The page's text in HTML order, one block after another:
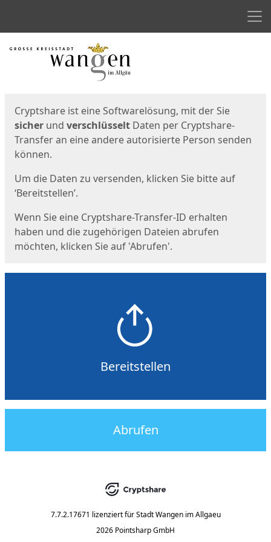
Start
Cryptshare ist eine Softwarelösung, mit der Sie
sicher und verschlüsselt Daten per Cryptshare-
Transfer an eine andere autorisierte Person senden
können.
Um die Daten zu versenden, klicken Sie bitte auf
‘Bereitstellen’.
Wenn Sie eine Cryptshare-Transfer-ID erhalten
haben und die zugehörigen Dateien abrufen
möchten, klicken Sie auf 'Abrufen'.
Bereitstellen
Abrufen
7.7.2.17671 lizenziert für Stadt Wangen im Allgaeu
2026 Pointsharp GmbH